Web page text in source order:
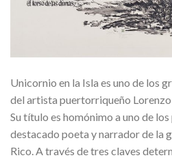
Unicornio en la Isla es uno de los
del artista puertorriqueño
Su título es homónimo a uno de
destacado poeta y narrador de la
Rico. A través de tres claves